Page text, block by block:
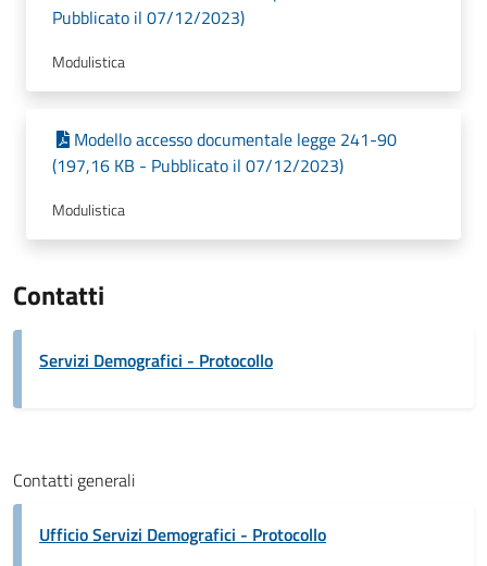
Pubblicato il 07/12/2023)
Modulistica
Modello accesso documentale legge 241-90
(197,16 KB - Pubblicato il 07/12/2023)
Modulistica
Contatti
Servizi Demografici - Protocollo
Contatti generali
Ufficio Servizi Demografici - Protocollo